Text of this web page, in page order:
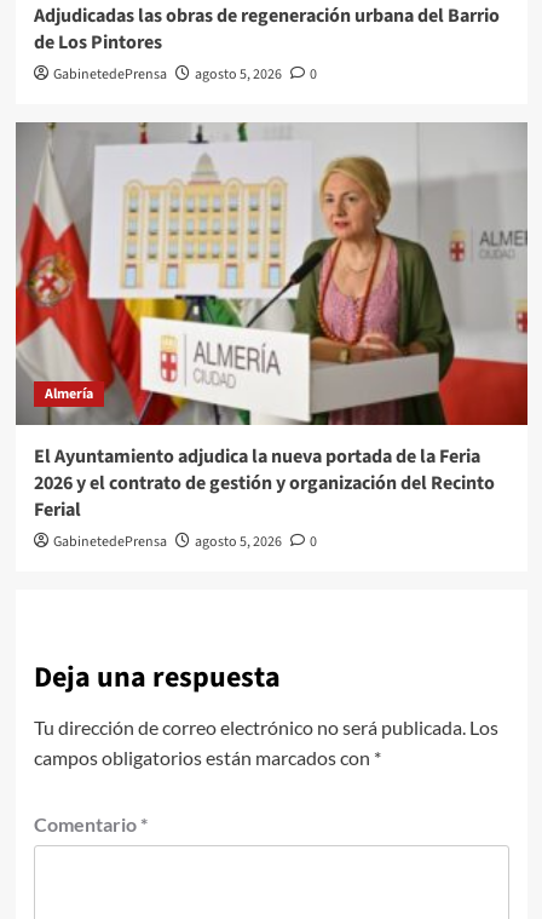
Adjudicadas las obras de regeneración urbana del Barrio
de Los Pintores
GabinetedePrensa agosto 5, 2026 0
Almería
El Ayuntamiento adjudica la nueva portada de la Feria
2026 y el contrato de gestión y organización del Recinto
Ferial
GabinetedePrensa agosto 5, 2026 0
Deja una respuesta
Tu dirección de correo electrónico no será publicada. Los
campos obligatorios están marcados con *
Comentario *